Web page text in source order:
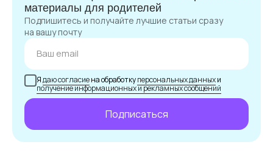
Советы, лайфхаки, полезные и практичные
материалы для родителей
Подпишитесь и получайте лучшие статьи сразу
на вашу почту
получение информационных и рекламных сообщений
Подписаться